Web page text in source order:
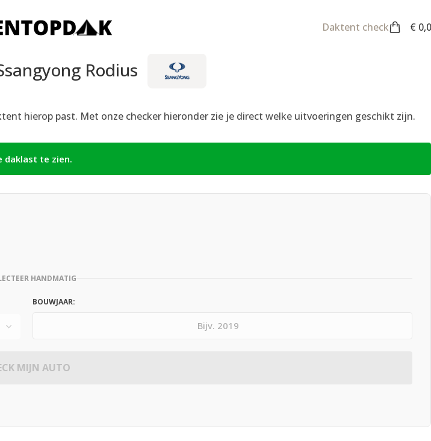
Daktent check €
Rodius
hierop past. Met onze checker hieronder zie je direct welke uitvoeringen geschikt zijn.
daklast te zien.
HANDMATIG
BOUWJAAR:
MIJN AUTO